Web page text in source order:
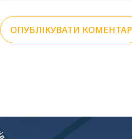
ОПУБЛІКУВАТИ КОМЕНТАР